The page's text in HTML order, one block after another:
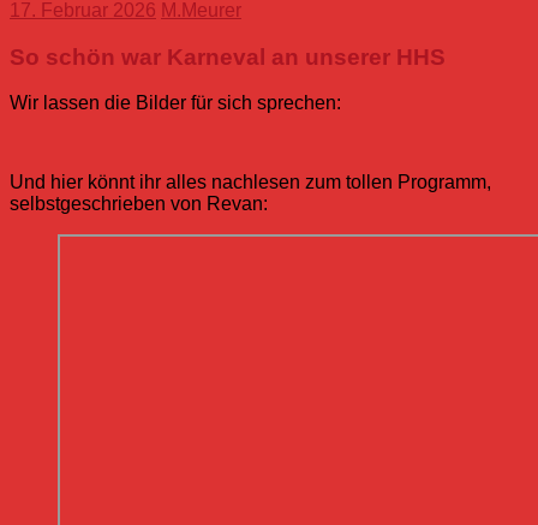
17. Februar 2026 M.Meurer
So schön war Karneval an unserer HHS
Wir lassen die Bilder für sich sprechen:
Und hier könnt ihr alles nachlesen zum tollen Programm,
selbstgeschrieben von Revan: